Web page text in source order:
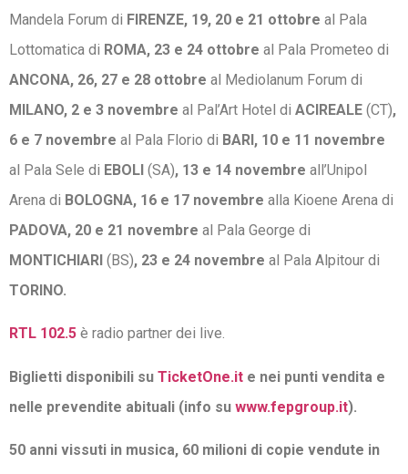
Mandela Forum di FIRENZE, 19, 20 e 21 ottobre al Pala
Lottomatica di ROMA, 23 e 24 ottobre al Pala Prometeo di
ANCONA, 26, 27 e 28 ottobre al Mediolanum Forum di
MILANO, 2 e 3 novembre al Pal’Art Hotel di ACIREALE (CT),
6 e 7 novembre al Pala Florio di BARI, 10 e 11 novembre
al Pala Sele di EBOLI (SA), 13 e 14 novembre all’Unipol
Arena di BOLOGNA, 16 e 17 novembre alla Kioene Arena di
PADOVA, 20 e 21 novembre al Pala George di
MONTICHIARI (BS), 23 e 24 novembre al Pala Alpitour di
TORINO.
RTL 102.5 è radio partner dei live.
Biglietti disponibili su TicketOne.it e nei punti vendita e
nelle prevendite abituali (info su www.fepgroup.it).
50 anni vissuti in musica, 60 milioni di copie vendute in